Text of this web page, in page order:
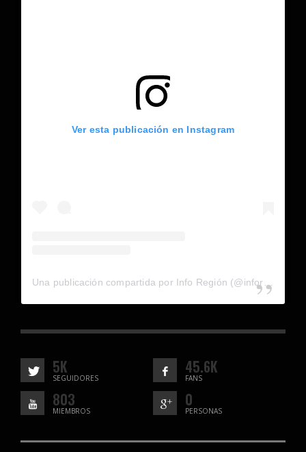
Ver esta publicación en Instagram
5K
SEGUIDORES
45.6K
FANS
803
MIEMBROS
0
PERSONAS